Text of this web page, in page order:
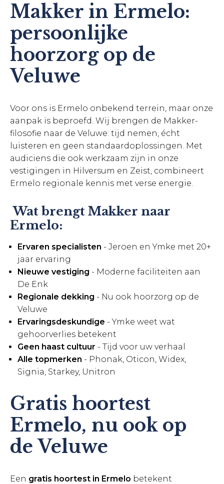
Makker in Ermelo:
persoonlijke
hoorzorg op de
Veluwe
Voor ons is Ermelo onbekend terrein, maar onze
aanpak is beproefd. Wij brengen de Makker-
filosofie naar de Veluwe: tijd nemen, écht
luisteren en geen standaardoplossingen. Met
audiciens die ook werkzaam zijn in onze
vestigingen in Hilversum en Zeist, combineert
Ermelo regionale kennis met verse energie.
Wat brengt Makker naar
Ermelo:
Ervaren specialisten - Jeroen en Ymke met 20+
jaar ervaring
Nieuwe vestiging - Moderne faciliteiten aan
De Enk
Regionale dekking - Nu ook hoorzorg op de
Veluwe
Ervaringsdeskundige - Ymke weet wat
gehoorverlies betekent
Geen haast cultuur - Tijd voor uw verhaal
Alle topmerken - Phonak, Oticon, Widex,
Signia, Starkey, Unitron
Gratis hoortest
Ermelo, nu ook op
de Veluwe
Een gratis hoortest in Ermelo betekent